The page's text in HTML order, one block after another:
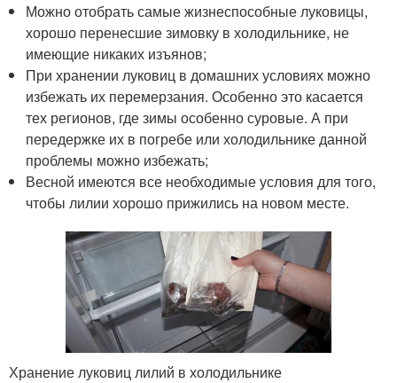
Можно отобрать самые жизнеспособные луковицы,
хорошо перенесшие зимовку в холодильнике, не
имеющие никаких изъянов;
При хранении луковиц в домашних условиях можно
избежать их перемерзания. Особенно это касается
тех регионов, где зимы особенно суровые. А при
передержке их в погребе или холодильнике данной
проблемы можно избежать;
Весной имеются все необходимые условия для того,
чтобы лилии хорошо прижились на новом месте.
Хранение луковиц лилий в холодильнике